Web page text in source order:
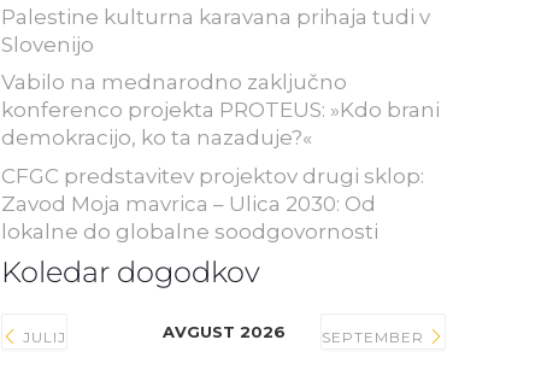
Palestine kulturna karavana prihaja tudi v
Slovenijo
Vabilo na mednarodno zaključno
konferenco projekta PROTEUS: »Kdo brani
demokracijo, ko ta nazaduje?«
CFGC predstavitev projektov drugi sklop:
Zavod Moja mavrica – Ulica 2030: Od
lokalne do globalne soodgovornosti
Koledar dogodkov
JULIJ AVGUST 2026 SEPTEMBER